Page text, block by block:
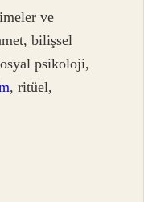
ve
bilişsel
psikoloji,
, ritüel,